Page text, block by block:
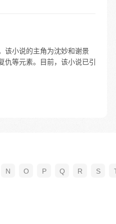
该小说的主角为沈妙和谢景
等元素。目前，该小说已引
N O P Q R S